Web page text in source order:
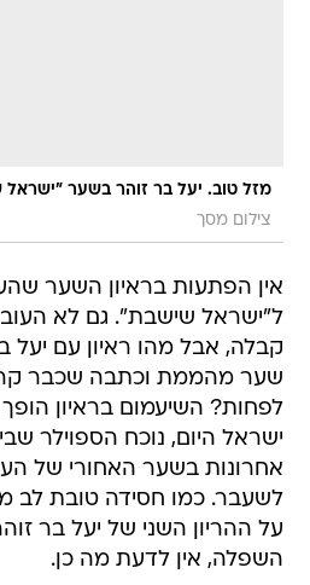
מזל טוב. יעל בר זוהר בשער
צילום מסך
אין הפתעות בראיון השער
ל"ישראל שישבת". גם לא
קבלה, אבל מהו ראיון עם יעל
שער מהממת וכתבה שכבר
לפחות? השיעמום בראיון
ישראל היום, נוכח הספוילר
אחרונות בשער האחורי של
לשעבר. כמו חסידה טובת לב
על ההריון השני של יעל בר
השפלה, אין לדעת מה כן.